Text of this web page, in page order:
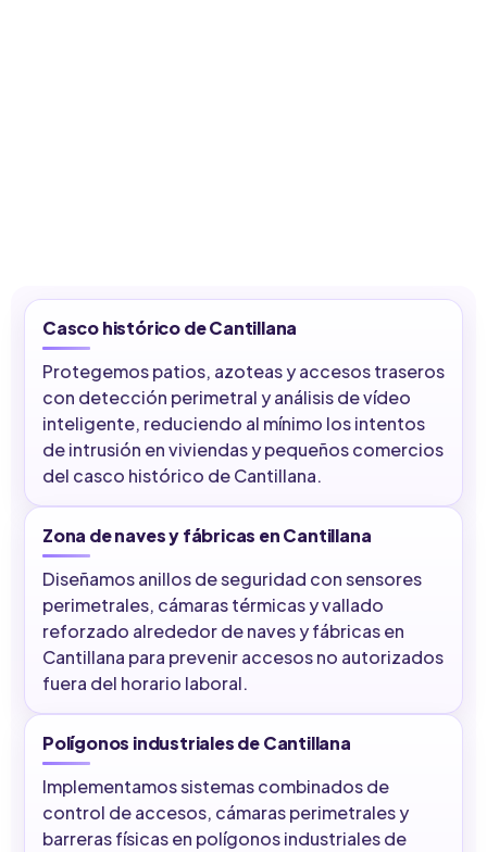
Casco histórico de Cantillana
Protegemos patios, azoteas y accesos traseros
con detección perimetral y análisis de vídeo
inteligente, reduciendo al mínimo los intentos
de intrusión en viviendas y pequeños comercios
del casco histórico de Cantillana.
Zona de naves y fábricas en Cantillana
Diseñamos anillos de seguridad con sensores
perimetrales, cámaras térmicas y vallado
reforzado alrededor de naves y fábricas en
Cantillana para prevenir accesos no autorizados
fuera del horario laboral.
Polígonos industriales de Cantillana
Implementamos sistemas combinados de
control de accesos, cámaras perimetrales y
barreras físicas en polígonos industriales de